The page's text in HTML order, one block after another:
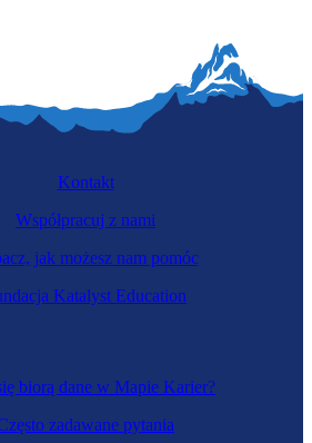
biorą dane w Mapie Karier?
zadawane pytania
Kontakt
Współpracuj z nami
jak możesz nam pomóc
Katalyst Education